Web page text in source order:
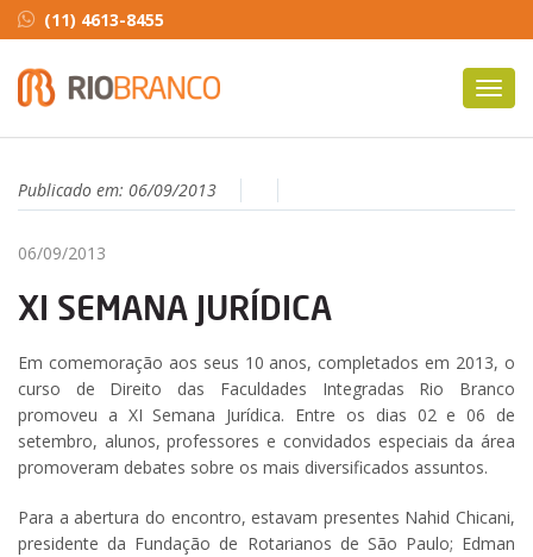
(11) 4613-8455
Publicado em: 06/09/2013
06/09/2013
XI SEMANA JURÍDICA
Em comemoração aos seus 10 anos, completados em 2013, o
curso de Direito das Faculdades Integradas Rio Branco
promoveu a XI Semana Jurídica. Entre os dias 02 e 06 de
setembro, alunos, professores e convidados especiais da área
promoveram debates sobre os mais diversificados assuntos.
Para a abertura do encontro, estavam presentes Nahid Chicani,
presidente da Fundação de Rotarianos de São Paulo; Edman